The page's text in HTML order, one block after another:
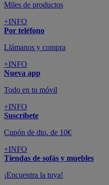
Miles de productos
+INFO
Por teléfono
Llámanos y compra
+INFO
Nueva app
Todo en tu móvil
+INFO
Suscríbete
Cupón de dto. de 10€
+INFO
Tiendas de sofás y muebles
¡Encuentra la tuya!